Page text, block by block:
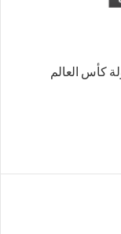
كأس العالم